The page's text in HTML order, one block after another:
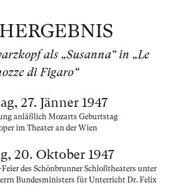
als „Susanna“ in „Le
di Figaro“
27. Jänner 1947
anläßlich Mozarts Geburtstag
im Theater an der Wien
20. Oktober 1947
des Schönbrunner Schloßtheaters unter
Bundesministers für Unterricht Dr. Felix